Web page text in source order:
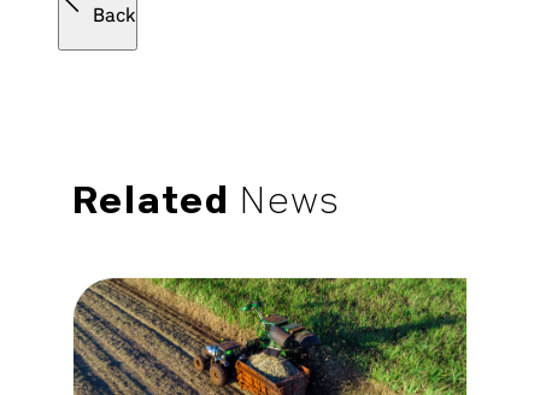
Back
Related News